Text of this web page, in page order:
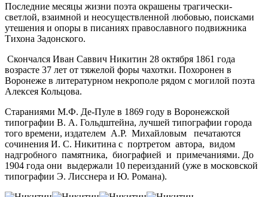
Последние месяцы жизни поэта окрашены трагически-
светлой, взаимной и неосуществленной любовью, поисками
утешения и опоры в писаниях православного подвижника
Тихона Задонского.
Скончался Иван Саввич Никитин 28 октября 1861 года
возрасте 37 лет от тяжелой форы чахотки. Похоронен в
Воронеже в литературном некрополе рядом с могилой поэта
Алексея Кольцова.
Стараниями М.Ф. Де-Пуле в 1869 году в Воронежской
типографии В. А. Гольдштейна, лучшей типографии города
того времени, издателем А.Р. Михайловым печатаются
сочинения И. С. Никитина с портретом автора, видом
надгробного памятника, биографией и примечаниями. До
1904 года они выдержали 10 переизданий (уже в московской
типографии Э. Лисснера и Ю. Романа).